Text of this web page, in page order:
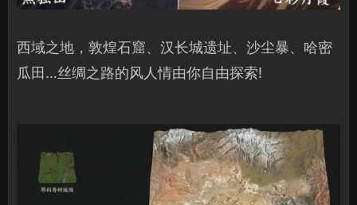
西域之地，敦煌石窟、汉长城遗址、沙尘暴、哈密
瓜田…丝绸之路的风人情由你自由探索!